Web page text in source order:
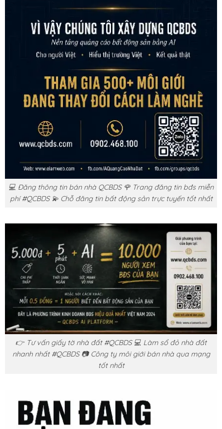
💻 Đăng thông tin bán nhà QCBDS 🌹 Trang đăng tin bđs miễn
phí #QCBDS 💫 Chỗ đăng tin bất động sản trực tuyến tốt nhất
👉 Tư vấn giấy tờ nhà đất #QCBDS 💻 Làm sổ đỏ nhà đất
nhanh nhất #QCBDS 📷 Công ty môi giới bán nhà qua mạng
tốt nhất